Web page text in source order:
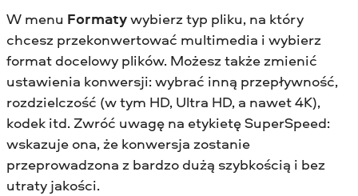
W menu Formatywybierz typ pliku, na który
chcesz przekonwertować multimedia i wybierz
format docelowy plików. Możesz także zmienić
ustawienia konwersji: wybrać inną przepływność,
rozdzielczość (w tym HD, Ultra HD, a nawet 4K),
kodek itd. Zwróć uwagę na etykietę SuperSpeed:
wskazuje ona, że konwersja zostanie
przeprowadzona z bardzo dużą szybkością i bez
utraty jakości.